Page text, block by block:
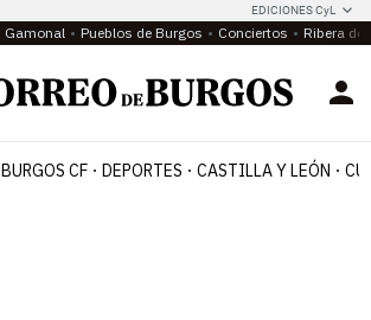
EDICIONES CyL
Gamonal Pueblos de Burgos Conciertos Ribera del
BURGOS CF DEPORTES CASTILLA Y LEÓN